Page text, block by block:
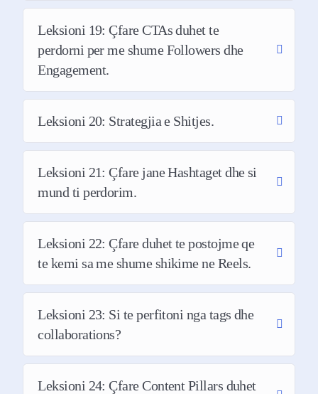
-Si te beni rolin e Graphic Designer.
-Si te editoni ne pak minuta.
Mbështetje me ane te Chat Support ne
se kursit
kursit
Story-t tona ne Instagram (në të 2
llogarite e Instagramit, llogaria e
Facebook me 87 mijë followers, dhe grupi
privat në Facebook me 41.6 mijë anetarë)
Guida: 80 Ways to get Clients (80 Mënyra
se si të gjeni klientë)
Guida: 100 pyetje që mund të bëni
audiencës tuaj
Leksioni 19: Çfare CTAs duhet te
perdorni per me shume Followers dhe
Engagement.
Leksioni 20: Strategjia e Shitjes.
Leksioni 21: Çfare jane Hashtaget dhe si
mund ti perdorim.
Leksioni 22: Çfare duhet te postojme qe
te kemi sa me shume shikime ne Reels.
Leksioni 23: Si te perfitoni nga tags dhe
collaborations?
Leksioni 24: Çfare Content Pillars duhet